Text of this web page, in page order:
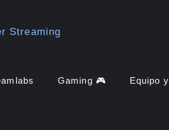
Gaming 🎮 Equipo